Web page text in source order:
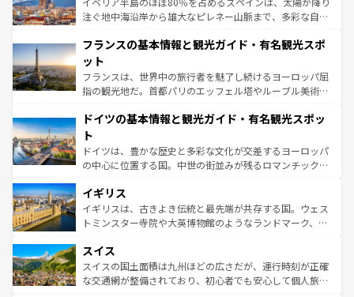
ピザやパスタなど、絶品のイタリア料理を堪能することも
ませてくれるイタリアで、忘れられない旅をしてみよう！
なお、新着のイタリア情報は
しい。
注ぐ地中海沿岸から雄大なピレネー山脈まで、多彩な自然
文化が根付くこの国では、情熱的なフラメンコ、熱気あふ
れる闘牛、そして美味しいタパスが生活の一部となってい
る。首都マドリードの洗練された雰囲気や、バルセロナの
アートに溢れた街角から、地方では古代ローマ遺跡や中世
せる。地方によって風土や気候が異なるスペインはその個
ンテンツ一覧 を参照してほしい。
フランスの基本情報と観光ガイド・有名観光スポ
ット
フランスは、世界中の旅行者を魅了し続けるヨーロッパ屈
指の観光地だ。首都パリのエッフェル塔やルーブル美術館
で、幅広い魅力が詰まっている。華麗な宮殿、歴史的な大
聖堂、美しいビーチ、そして豊かな自然が、訪れる者を心
から魅了する。また、フランスは美食の国としても知ら
れ、フランス料理はユネスコ無形文化遺産にも登録されて
香り高いラベンダー畑など、多彩な楽しみ方が可能だ。さ
らに、パリ以外の地域にも魅力が溢れており、どの街角に
も豊かな歴史と文化が息づいている。パリ以外の個性あふ
を参照してほしい。
ドイツの基本情報と観光ガイド・有名観光スポッ
ト
ドイツは、豊かな歴史と多彩な文化が交差するヨーロッパ
の中心に位置する国。中世の街並みが残るロマンチック街
顔を持つこの国は、どこを歩いても飽きることがない。ベ
ルリンの文化的活気、バイエルン州のアルプスの絶景、そ
してライン川沿いのワイン畑といった風景は必見。ビール
は、お酒好きな人にはぜひ体験してほしい。 なお、新着の
ドイツ情報はコンテンツ一覧を参照してほしい。
イギリス
イギリスは、古きよき伝統と最先端が共存する国。ウェス
トミンスター寺院や大英博物館のようなランドマーク、歴
リアごとに異なる魅力がある。また、優雅なアフタヌーン
ティー、ビール好きにはたまらない英国パブ、サッカー観
戦など、本場だからこそできる体験も豊富。イギリスを旅
スイス
スイスの国土面積は九州ほどの広さだが、運行時刻が正確
な交通網が整備されており、初心者でも安心して個人旅行